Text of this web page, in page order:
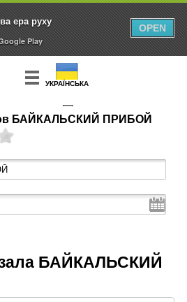
УКРАЇНСЬКА
КУПИТЬ БИЛЕТ
БАЙКАЛЬСКИЙ ПРИБОЙ
БАЙКАЛЬСКИЙ
ера руху
Play
OPEN